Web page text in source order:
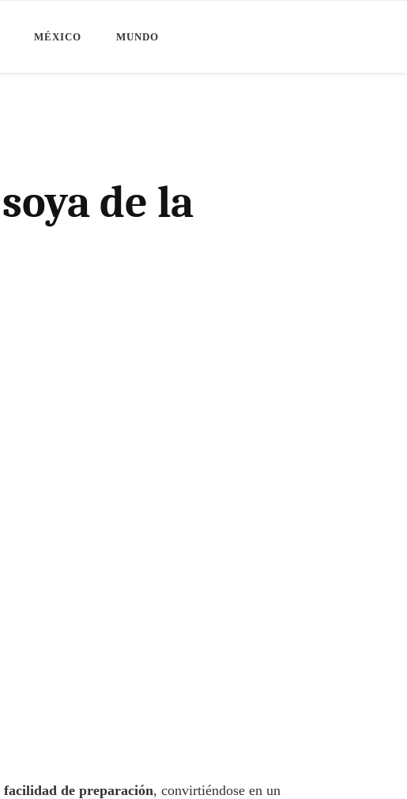
MÉXICO MUNDO
de la
facilidad de preparación, convirtiéndose en un